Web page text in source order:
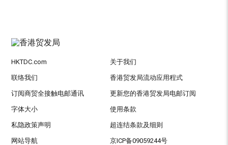
HKTDC.com 关于我们
联络我们 香港贸发局流动应用程式
订阅商贸全接触电邮通讯 更新您的香港贸发局电邮订阅
字体大小 使用条款
私隐政策声明 超连结条款及细则
网站导航 京ICP备09059244号